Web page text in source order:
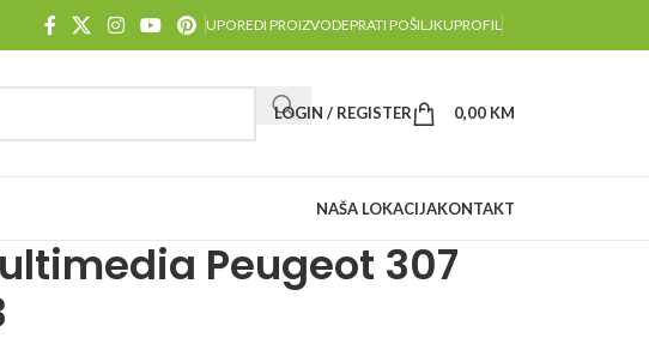
UPOREDI PROIZVODEPRATI POŠILJKUPROFIL
LOGIN / REGISTER 0,00 KM
NAŠA LOKACIJAKONTAKT
Peugeot 307